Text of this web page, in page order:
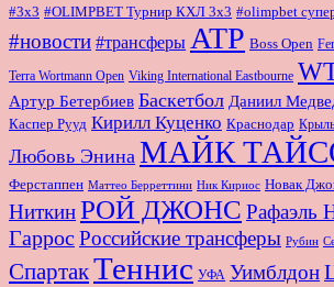
#3x3 #OLIMPBET Турнир КХЛ 3x3 #olimpbet
#новости #трансферы ATP Boss Open
Terra Wortmann Open Viking International Eastbourne
Артур Бетербиев Баскетбол Даниил
Каспер Рууд Кирилл Куценко Краснодар
Любовь Энина МАЙК
Ферстаппен Маттео Берреттини Ник Кириос Новак
НиткинРОЙ ДЖОНС Рафаэль
Гаррос Российские трансферы Рубин
СпартакТеннис УФА Уимблдон